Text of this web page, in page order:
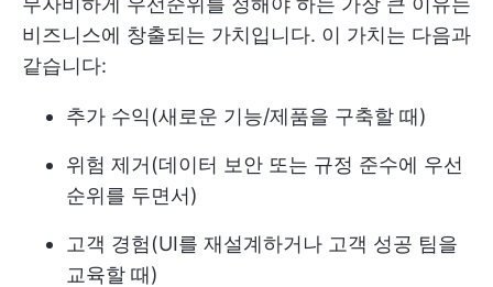
비즈니스에 창출되는 가치입니다. 이 가치는 다음과
같습니다:
추가 수익(새로운 기능/제품을 구축할 때)
위험 제거(데이터 보안 또는 규정 준수에 우선
순위를 두면서)
고객 경험(UI를 재설계하거나 고객 성공 팀을
교육할 때)